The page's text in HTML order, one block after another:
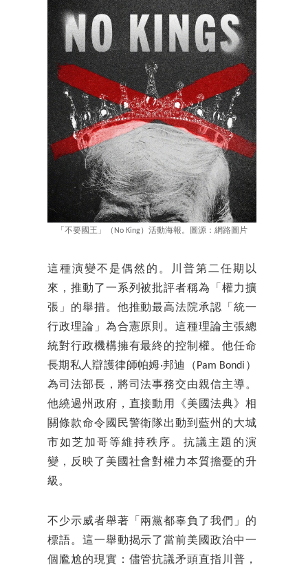
「不要國王」（No King）活動海報。圖源：網路圖片
這種演變不是偶然的。川普第二任期以
來，推動了一系列被批評者稱為「權力擴
張」的舉措。他推動最高法院承認「統一
行政理論」為合憲原則。這種理論主張總
統對行政機構擁有最終的控制權。他任命
長期私人辯護律師帕姆·邦迪（Pam Bondi）
為司法部長，將司法事務交由親信主導。
他繞過州政府，直接動用《美國法典》相
關條款命令國民警衛隊出動到藍州的大城
市如芝加哥等維持秩序。抗議主題的演
變，反映了美國社會對權力本質擔憂的升
級。
不少示威者舉著「兩黨都辜負了我們」的
標語。這一舉動揭示了當前美國政治中一
個尷尬的現實：儘管抗議矛頭直指川普，